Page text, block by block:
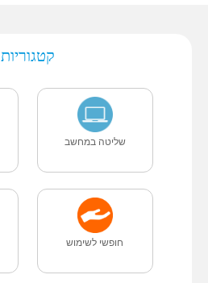
קטגוריות
שליטה במחשב
חופשי לשימוש